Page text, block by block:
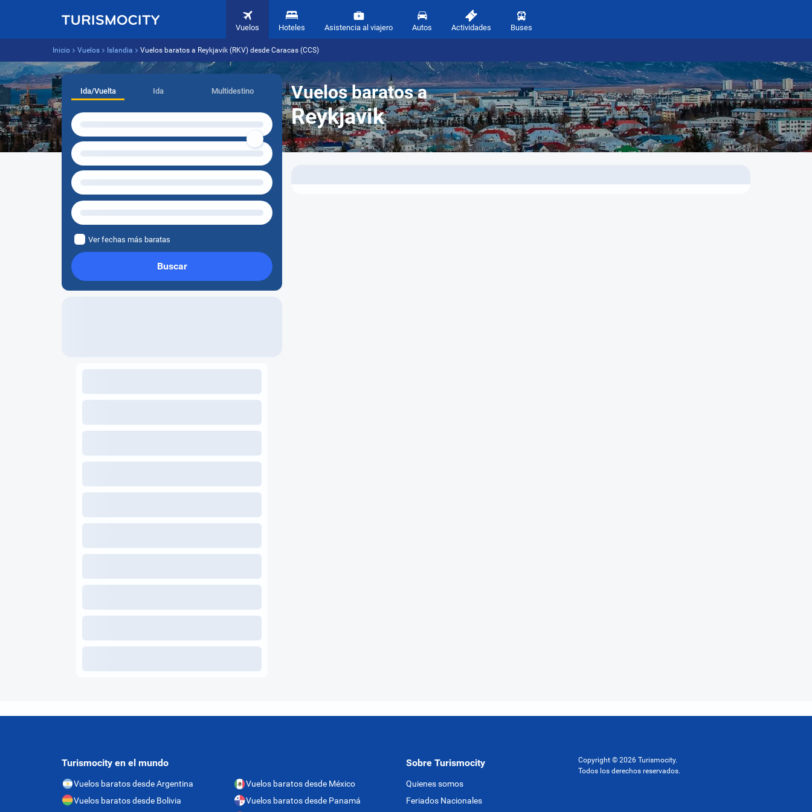
Vuelos Hoteles Asistencia al viajero Autos Actividades Buses
Inicio Vuelos Islandia Vuelos baratos a Reykjavik (RKV) desde Caracas (CCS)
Vuelos baratos a
Reykjavik
Ida/Vuelta Ida Multidestino
Ver fechas más baratas
Buscar
Turismocity en el mundo
Vuelos baratos desde Argentina
Vuelos baratos desde Bolivia
Vuelos baratos desde México
Vuelos baratos desde Panamá
Sobre Turismocity
Quienes somos
Feriados Nacionales
Copyright © 2026 Turismocity.
Todos los derechos reservados.